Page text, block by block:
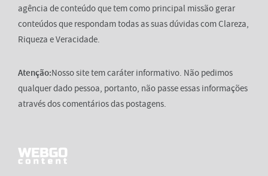
agência de conteúdo que tem como principal missão gerar
conteúdos que respondam todas as suas dúvidas com Clareza,
Riqueza e Veracidade.
Atenção:Nosso site tem caráter informativo. Não pedimos
qualquer dado pessoa, portanto, não passe essas informações
através dos comentários das postagens.